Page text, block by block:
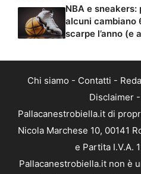
NBA e sneakers:
alcuni cambiano
scarpe l’anno (e
Chi siamo - Contatti -
Disclaimer -
Pallacanestrobiella.it di
Nicola Marchese 10, 00141
e Partita I.V.A.
Pallacanestrobiella.it non è